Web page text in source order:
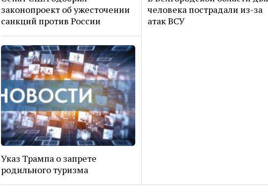
законопроект об ужесточении
санкций против России
человека пострадали из-за
атак ВСУ
Указ Трампа о запрете
родильного туризма